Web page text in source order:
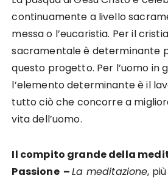
continuamente a livello
messa o l’eucaristia. Per il
sacramentale è determinante
questo progetto. Per l’uomo in
l’elemento determinante è il
tutto ciò che concorre a
vita dell’uomo.
Il compito grande della
Passione –La meditazione,